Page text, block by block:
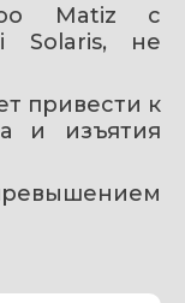
Matiz с
Solaris, не
привести к
и изъятия